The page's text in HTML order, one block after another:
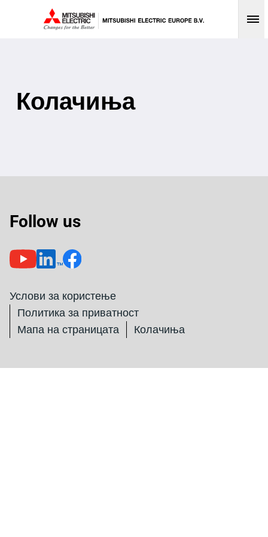
Колачиња
Follow us
Услови за користење
Политика за приватност
Мапа на страницата
Колачиња